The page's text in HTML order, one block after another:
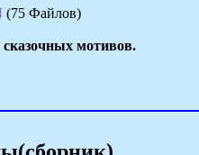
(75 Файлов)
мотивов.